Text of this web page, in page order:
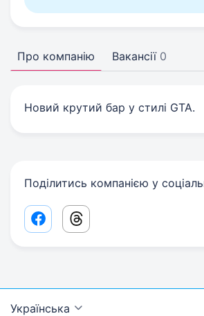
Про компанію Вакансії 0
Новий крутий бар у стилі GTA.
Поділитись компанією у
Facebook share link
Threads share link
Українська